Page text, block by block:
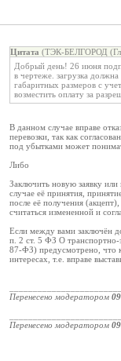
Цитата (ТЭК-БЕЛГОРОД
Добрый день! 26 июня
в чертеже. загрузка
габаритных размеров с
возместить оплату за
В данном случае вправе
перевозки, так как
под убытками может
Либо
Заключить новую заявку
случае её принятия,
после её получения
считаться измененной и
Если между вами заключён
п. 2 ст. 5 ФЗ О транспортно-
87-ФЗ) предусмотрено, что
интересах, т.е. вправе
Перенесено модератором
Перенесено модератором